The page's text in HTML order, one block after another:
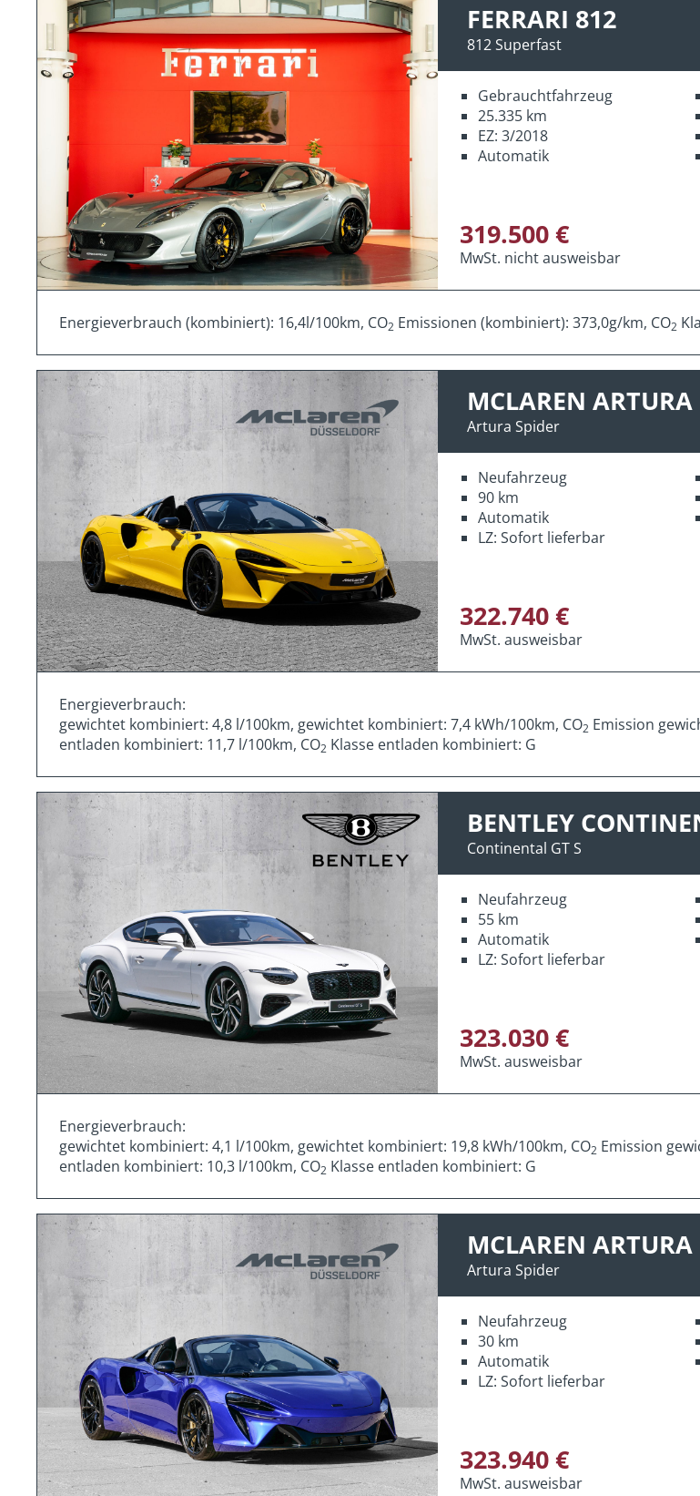
FERRARI 812
812 Superfast
Gebrauchtfahrzeug
25.335 km
EZ: 3/2018
Automatik
319.500 €
MwSt. nicht ausweisbar
Energieverbrauch (kombiniert): 16,4l/100km, CO2 Emissionen (kombiniert): 373,0g/km, CO2
MCLAREN ARTURA
Artura Spider
Neufahrzeug
90 km
Automatik
LZ: Sofort lieferbar
322.740 €
MwSt. ausweisbar
Energieverbrauch:
gewichtet kombiniert: 4,8 l/100km, gewichtet kombiniert: 7,4 kWh/100km, CO2 Emission
entladen kombiniert: 11,7 l/100km, CO2 Klasse entladen kombiniert: G
BENTLEY
Continental GT S
Neufahrzeug
55 km
Automatik
LZ: Sofort lieferbar
323.030 €
MwSt. ausweisbar
Energieverbrauch:
gewichtet kombiniert: 4,1 l/100km, gewichtet kombiniert: 19,8 kWh/100km, CO2 Emission
entladen kombiniert: 10,3 l/100km, CO2 Klasse entladen kombiniert: G
MCLAREN ARTURA
Artura Spider
Neufahrzeug
30 km
Automatik
LZ: Sofort lieferbar
323.940 €
MwSt. ausweisbar